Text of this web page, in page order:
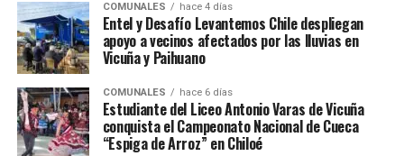
COMUNALES hace 4 días
Entel y Desafío Levantemos Chile despliegan
apoyo a vecinos afectados por las lluvias en
Vicuña y Paihuano
COMUNALES hace 6 días
Estudiante del Liceo Antonio Varas de Vicuña
conquista el Campeonato Nacional de Cueca
“Espiga de Arroz” en Chiloé